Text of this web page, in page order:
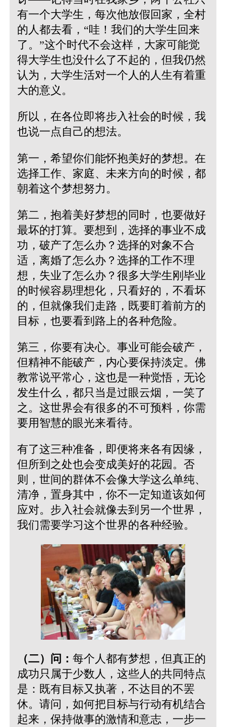
有一个大学生，每次他放假回家，全村
的人都去看，“哇！我们的大学生回来
了。”这个时代不会这样，大家可能觉
得大学生也没什么了不起的，但我仍然
认为，大学生活对一个人的人生有着重
大的意义。
所以，在各位即将步入社会的时候，我
也说一点自己的想法。
第一，希望你们能怀抱美好的梦想。在
选择工作、家庭、未来方向的时候，都
朝着这个梦想努力。
第二，抱着美好梦想的同时，也要做好
最坏的打算。要想到，选择的事业不成
功，破产了怎么办？选择的对象不合
适，离婚了怎么办？选择的工作不理
想，失业了怎么办？很多大学生刚毕业
的时候容易理想化，只看好的，不看坏
的，但就像我们走路，既要盯着前方的
目标，也要看到路上的各种危险。
第三，你要有决心。事业可能会破产，
但精神不能破产，内心要保持淡定。佛
教常说平常心，这也是一种觉悟，无论
发生什么，都只当是过眼云烟，一笑了
之。这世界会有很多的不可预料，你需
要用智慧的眼光来看待。
有了这三种准备，即便将来各有因缘，
但所到之处也会变成美好的花园。否
则，世间的群体不会像大学这么单纯、
清净，置身其中，你不一定知道该如何
应对。步入社会就像去到另一个世界，
我们需要学习这个世界的各种经验。
（二）问： 每个人都有梦想，但真正的
成功只属于少数人，这些人的共同特点
是：既有目标又执著，不达目的不罢
休。请问，如何把目标与行动有机结合
起来，保持做事的激情和意志，一步一